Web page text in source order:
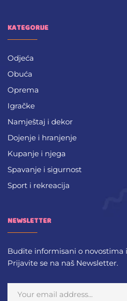
KATEGORIJE
Odjeća
Obuća
Oprema
Igračke
Namještaj i dekor
Dojenje i hranjenje
Kupanje i njega
Spavanje i sigurnost
Sport i rekreacija
NEWSLETTER
Budite informisani o
Prijavite se na naš Newsletter.